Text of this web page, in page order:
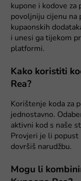
kupone i kodove
povoljniju cijenu na
kupaonskih
i unesi ga tijekom
platformi.
Kako koristiti
Rea?
Korištenje koda za
jednostavno.
aktivni kod s naše
Provjeri je li
dovršiš narudžbu.
Mogu li